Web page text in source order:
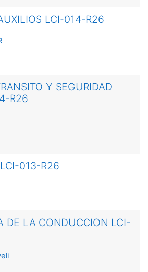
LCI-014-R26
Y SEGURIDAD
R26
013-R26
DE LA CONDUCCION LCI-